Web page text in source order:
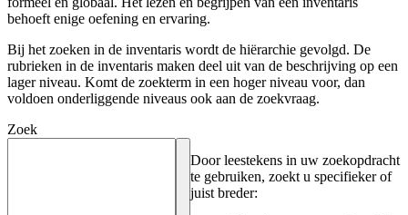
behoeft enige oefening en ervaring.
Bij het zoeken in de inventaris wordt de hiërarchie gevolgd. De
rubrieken in de inventaris maken deel uit van de beschrijving op een
lager niveau. Komt de zoekterm in een hoger niveau voor, dan
voldoen onderliggende niveaus ook aan de zoekvraag.
Zoek
Door leestekens in uw zoekopdracht
te gebruiken, zoekt u specifieker of
juist breder: